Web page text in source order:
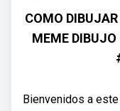
COMO
MEME
Bienvenidos a este